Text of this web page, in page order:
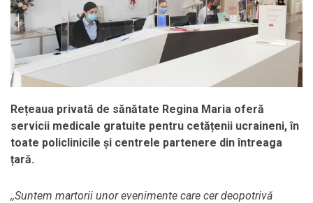
Rețeaua privată de sănătate Regina Maria oferă
servicii medicale gratuite pentru cetățenii ucraineni, în
toate policlinicile și centrele partenere din întreaga
țară.
,,Suntem martorii unor evenimente care cer deopotrivă